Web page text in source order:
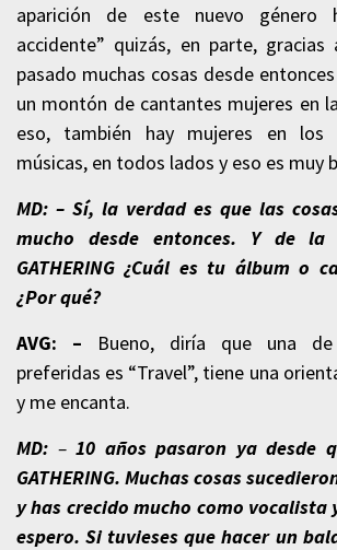
aparición de este nuevo género
accidente” quizás, en parte,
pasado muchas cosas desde
un montón de cantantes mujeres en
eso, también hay mujeres en los
músicas, en todos lados y eso es muy
MD: – Sí, la verdad es que las
mucho desde entonces. Y de la
GATHERING ¿Cuál es tu álbum o
¿Por qué?
AVG: – Bueno, diría que una
preferidas es “Travel”, tiene una
y me encanta.
MD: –10 años pasaron ya desde
GATHERING. Muchas cosas
y has crecido mucho como vocalista
espero. Si tuvieses que hacer un